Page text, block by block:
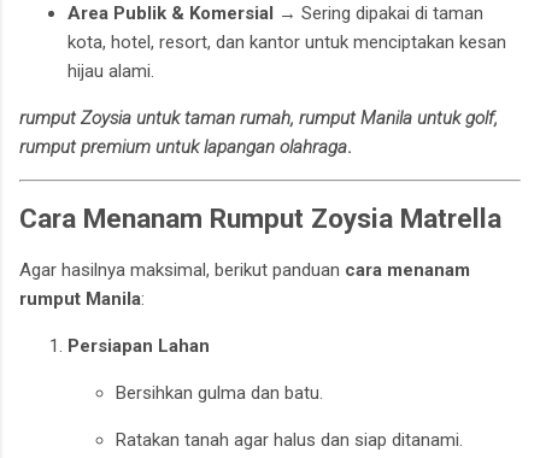
Area Publik & Komersial → Sering dipakai di taman
kota, hotel, resort, dan kantor untuk menciptakan kesan
hijau alami.
rumput Zoysia untuk taman rumah, rumput Manila untuk golf,
rumput premium untuk lapangan olahraga.
Cara Menanam Rumput Zoysia Matrella
Agar hasilnya maksimal, berikut panduan cara menanam
rumput Manila:
Persiapan Lahan
Bersihkan gulma dan batu.
Ratakan tanah agar halus dan siap ditanami.